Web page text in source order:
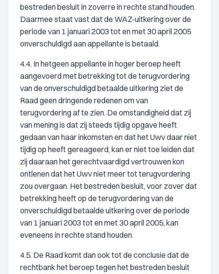
bestreden besluit in zoverre in rechte stand houden.
Daarmee staat vast dat de WAZ-uitkering over de
periode van 1 januari 2003 tot en met 30 april 2005
onverschuldigd aan appellante is betaald.
4.4. In hetgeen appellante in hoger beroep heeft
aangevoerd met betrekking tot de terugvordering
van de onverschuldigd betaalde uitkering ziet de
Raad geen dringende redenen om van
terugvordering af te zien. De omstandigheid dat zij
van mening is dat zij steeds tijdig opgave heeft
gedaan van haar inkomsten en dat het Uwv daar niet
tijdig op heeft gereageerd, kan er niet toe leiden dat
zij daaraan het gerechtvaardigd vertrouwen kon
ontlenen dat het Uwv niet meer tot terugvordering
zou overgaan. Het bestreden besluit, voor zover dat
betrekking heeft op de terugvordering van de
onverschuldigd betaalde uitkering over de periode
van 1 januari 2003 tot en met 30 april 2005, kan
eveneens in rechte stand houden.
4.5. De Raad komt dan ook tot de conclusie dat de
rechtbank het beroep tegen het bestreden besluit